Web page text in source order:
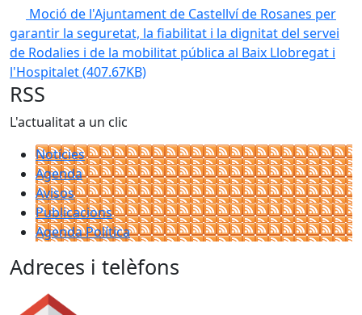
Moció de l'Ajuntament de Castellví de Rosanes per
garantir la seguretat, la fiabilitat i la dignitat del servei
de Rodalies i de la mobilitat pública al Baix Llobregat i
l'Hospitalet(407.67KB)
RSS
L'actualitat a un clic
Notícies
Agenda
Avisos
Publicacions
Agenda Política
Adreces i telèfons